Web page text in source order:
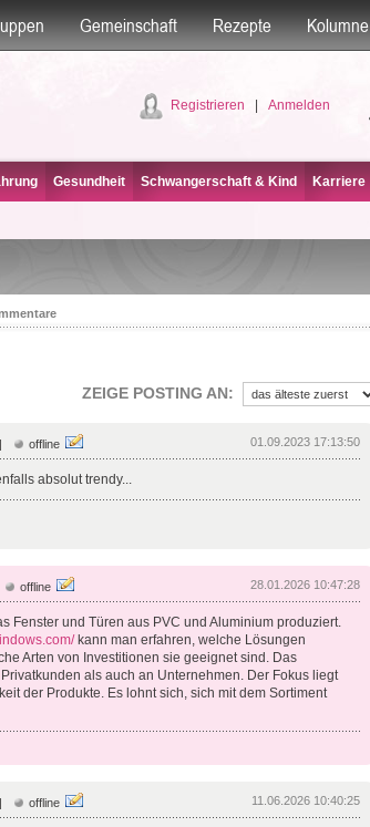
Gemeinschaft Rezepte Kolumne
Registrieren Anmelden
Gesundheit Schwangerschaft & Kind Karriere
ZEIGE POSTING AN:
01.09.2023 17:13:50
offline
absolut trendy...
28.01.2026 10:47:28
offline
Fenster und Türen aus PVC und Aluminium produziert.
kann man erfahren, welche Lösungen
Arten von Investitionen sie geeignet sind. Das
als auch an Unternehmen. Der Fokus liegt
der Produkte. Es lohnt sich, sich mit dem Sortiment
11.06.2026 10:40:25
offline